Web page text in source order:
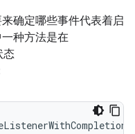
确定哪些事件代表着启
种方法是在
态